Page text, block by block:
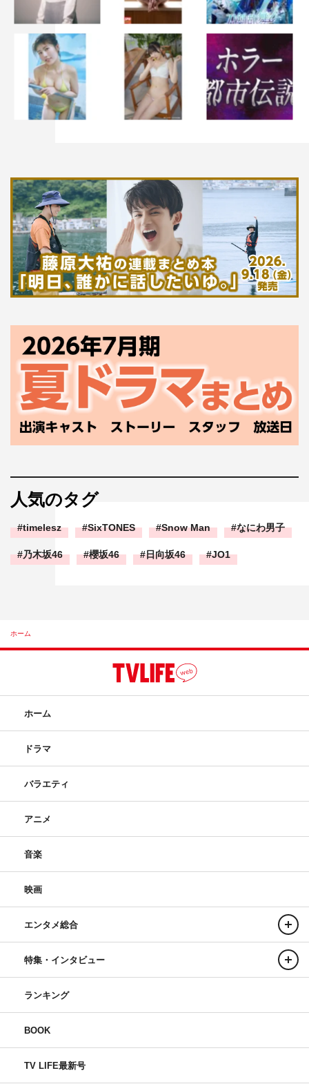
人気のタグ
timelesz SixTONES Snow Man なにわ男子
乃木坂46 櫻坂46 日向坂46 JO1
ホーム
ホーム
ドラマ
バラエティ
アニメ
音楽
映画
エンタメ総合
特集・インタビュー
ランキング
BOOK
TV LIFE最新号